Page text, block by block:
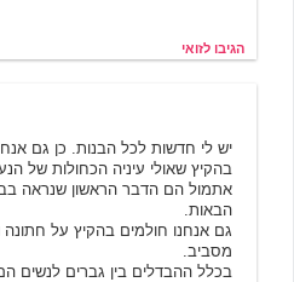
הגיבו לזואי
יש לי חדשות לכל הבנות. כן גם
בהקיץ שאולי עיניה הכחולות של
אתמול הם הדבר הראשון שנראה
הבאות.
גם אנחנו חולמים בהקיץ על חתונה
מסביב.
בכלל ההבדלים בין גברים לנשים